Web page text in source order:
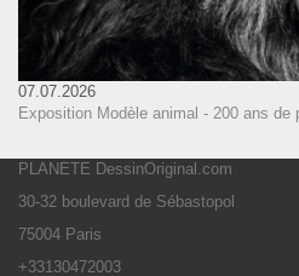
07.07.2026
Exposition Modèle animal - 200 ans de
PLANETE DessinOriginal.com
30-32 boulevard de Sébastopol
75004 Paris
+33130472003